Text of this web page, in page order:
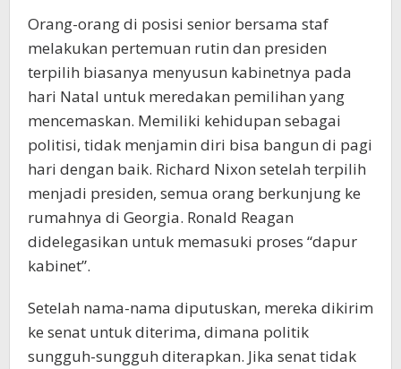
Orang-orang di posisi senior bersama staf
melakukan pertemuan rutin dan presiden
terpilih biasanya menyusun kabinetnya pada
hari Natal untuk meredakan pemilihan yang
mencemaskan. Memiliki kehidupan sebagai
politisi, tidak menjamin diri bisa bangun di pagi
hari dengan baik. Richard Nixon setelah terpilih
menjadi presiden, semua orang berkunjung ke
rumahnya di Georgia. Ronald Reagan
didelegasikan untuk memasuki proses “dapur
kabinet”.
Setelah nama-nama diputuskan, mereka dikirim
ke senat untuk diterima, dimana politik
sungguh-sungguh diterapkan. Jika senat tidak